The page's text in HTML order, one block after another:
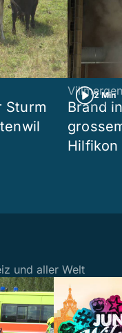
Sturm
2 Min
Villmergen
Brand
Hilfikon
und aller Welt